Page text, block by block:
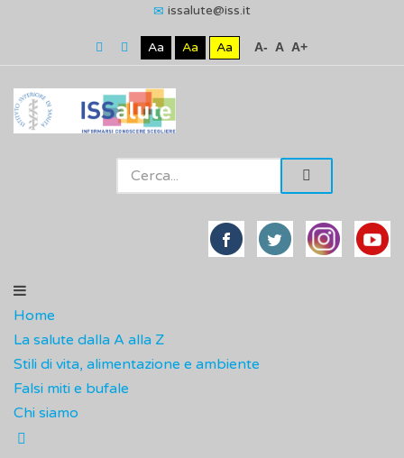
issalute@iss.it
Aa Aa Aa A- A A+
Home
La salute dalla A alla Z
Stili di vita, alimentazione e ambiente
Falsi miti e bufale
Chi siamo